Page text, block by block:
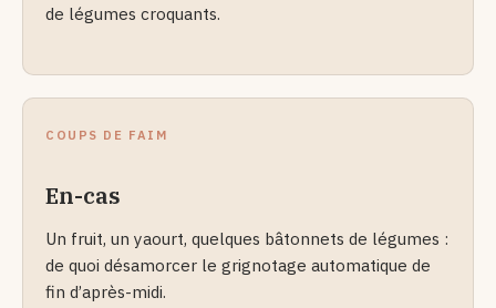
de légumes croquants.
COUPS DE FAIM
En-cas
Un fruit, un yaourt, quelques bâtonnets de légumes :
de quoi désamorcer le grignotage automatique de
fin d’après-midi.